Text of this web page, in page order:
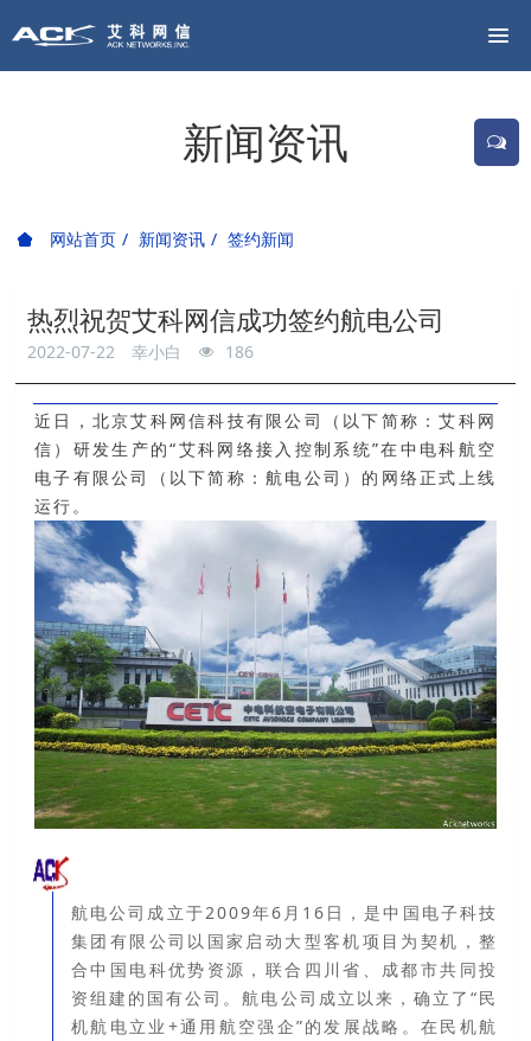
新闻资讯
网站首页 新闻资讯 签约新闻
热烈祝贺艾科网信成功签约航电公司
2022-07-22 幸小白 186
近日，北京艾科网信科技有限公司（以下简称：艾科网
信）研发生产的“艾科网络接入控制系统”在中电科航空
电子有限公司（以下简称：航电公司）的网络正式上线
运行。
航电公司成立于2009年6月16日，是中国电子科技
集团有限公司以国家启动大型客机项目为契机，整
合中国电科优势资源，联合四川省、成都市共同投
资组建的国有公司。航电公司成立以来，确立了“民
机航电立业+通用航空强企”的发展战略。 在民机航